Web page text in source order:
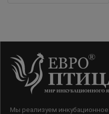
Мы реализуем